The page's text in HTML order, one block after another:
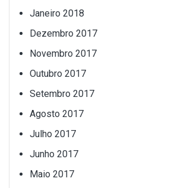
Janeiro 2018
Dezembro 2017
Novembro 2017
Outubro 2017
Setembro 2017
Agosto 2017
Julho 2017
Junho 2017
Maio 2017